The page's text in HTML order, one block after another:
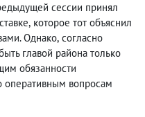
сессии принял
, которое тот объяснил
Однако, согласно
главой района только
обязанности
оперативным вопросам